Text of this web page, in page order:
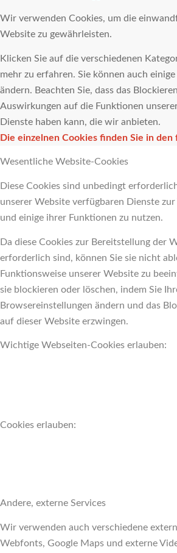
Wir verwenden Cookies, um die
Website zu gewährleisten.
Klicken Sie auf die verschiedenen
mehr zu erfahren. Sie können auch
ändern. Beachten Sie, dass das
Auswirkungen auf die Funktionen
Dienste haben kann, die wir anbieten.
Die einzelnen Cookies finden Sie in den
Wesentliche Website-Cookies
Diese Cookies sind unbedingt
unserer Website verfügbaren Dienste
und einige ihrer Funktionen zu nutzen.
Da diese Cookies zur Bereitstellung der
erforderlich sind, können Sie sie nicht
Funktionsweise unserer Website zu
sie blockieren oder löschen, indem Sie
Browsereinstellungen ändern und das
auf dieser Website erzwingen.
Wichtige Webseiten-Cookies erlauben:
Cookies erlauben:
Andere, externe Services
Wir verwenden auch verschiedene
Webfonts, Google Maps und externe